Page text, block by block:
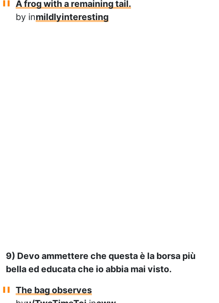
A frog with a remaining tail.
by inmildlyinteresting
9) Devo ammettere che questa è la borsa più
bella ed educata che io abbia mai visto.
The bag observes